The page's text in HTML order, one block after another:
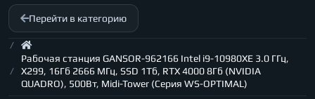
Перейти в категорию
Рабочая станция GANSOR-962166 Intel i9-10980XE 3.0 ГГц,
X299, 16Гб 2666 МГц, SSD 1Тб, RTX 4000 8Гб (NVIDIA
QUADRO), 500Вт, Midi-Tower (Серия WS-OPTIMAL)